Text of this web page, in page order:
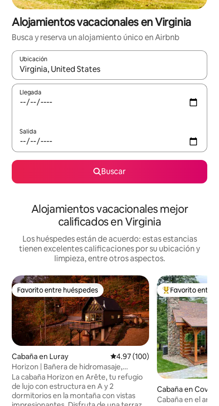
Alojamientos vacacionales en Virginia
Busca y reserva un alojamiento único en Airbnb
Ubicación
Cuando los resultados estén disponibles, podrás navegar
Llegada
Salida
Buscar
Alojamientos vacacionales mejor
calificados en Virginia
Los huéspedes están de acuerdo: estas estancias
tienen excelentes calificaciones por su ubicación y
limpieza, entre otros aspectos.
Favorito entre huéspedes
Favorito entre huéspedes
Cabaña en Luray Calificación promedio: 4.97 de
4.97 (100)
Horizon | Bañera de hidromasaje,
chimeneas, sauna, enchufe para
vehículos eléctricos
La cabaña Horizon en Arête, tu refugio
de lujo con estructura en A y 2
dormitorios en la montaña con vistas
De los mejores
Favorito entre
Cabaña en
Cabaña en el